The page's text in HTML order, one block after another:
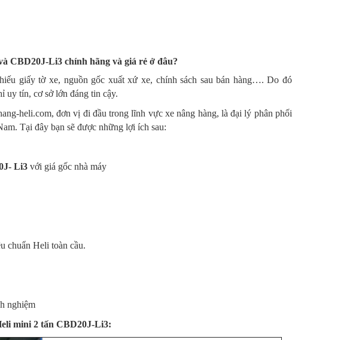
CBD20J-Li3 chính hãng và giá rẻ ở đâu?
giấy tờ xe, nguồn gốc xuất xứ xe, chính sách sau bán hàng…. Do đó
uy tín, cơ sở lớn đáng tin cậy.
heli.com, đơn vị đi đầu trong lĩnh vực xe nâng hàng, là đại lý phân phối
Tại đây bạn sẽ được những lợi ích sau:
Li3với giá gốc nhà máy
chuẩn Heli toàn cầu.
nghiệm
mini 2 tấn CBD20J-Li3: